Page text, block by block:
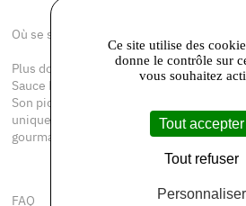
Où se situe la Sauce Mangue dans la
Plus douce et fruitée que la Sauce
Sauce Mangue Haban's apporte une
Son piquant reste maîtrisé tout en
unique, idéale pour ceux qui cherchent
gourmande.
FAQ
Ce site utilise des
donne le contrôle sur
vous souhaitez
Tout accepter
Tout refuser
Personnaliser